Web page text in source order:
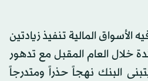
المالية تنفيذ زيادتين
خلال العام المقبل مع تدهور
البنك نهجاً حذراً ومتدرجاً